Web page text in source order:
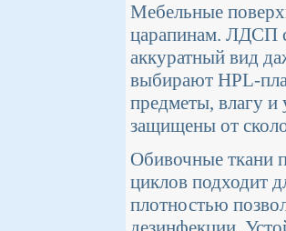
Мебельные
царапинам. ЛДСП
аккуратный вид
выбирают HPL-
предметы, влагу
защищены от
Обивочные ткани
циклов подходит
плотностью